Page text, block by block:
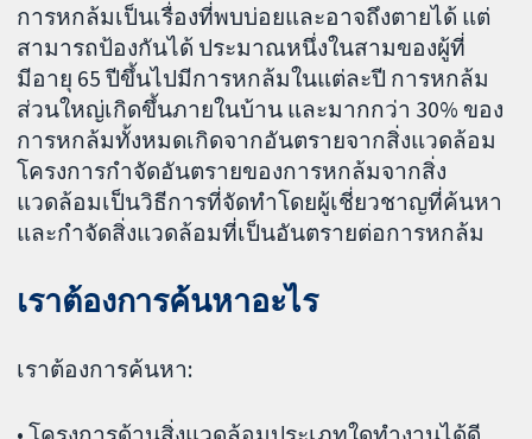
การหกล้มเป็นเรื่องที่พบบ่อยและอาจถึงตายได้ แต่
สามารถป้องกันได้ ประมาณหนึ่งในสามของผู้ที่
มีอายุ 65 ปีขึ้นไปมีการหกล้มในแต่ละปี การหกล้ม
ส่วนใหญ่เกิดขึ้นภายในบ้าน และมากกว่า 30% ของ
การหกล้มทั้งหมดเกิดจากอันตรายจากสิ่งแวดล้อม
โครงการกำจัดอันตรายของการหกล้มจากสิ่ง
แวดล้อมเป็นวิธีการที่จัดทำโดยผู้เชี่ยวชาญที่ค้นหา
และกำจัดสิ่งแวดล้อมที่เป็นอันตรายต่อการหกล้ม
เราต้องการค้นหาอะไร
เราต้องการค้นหา: